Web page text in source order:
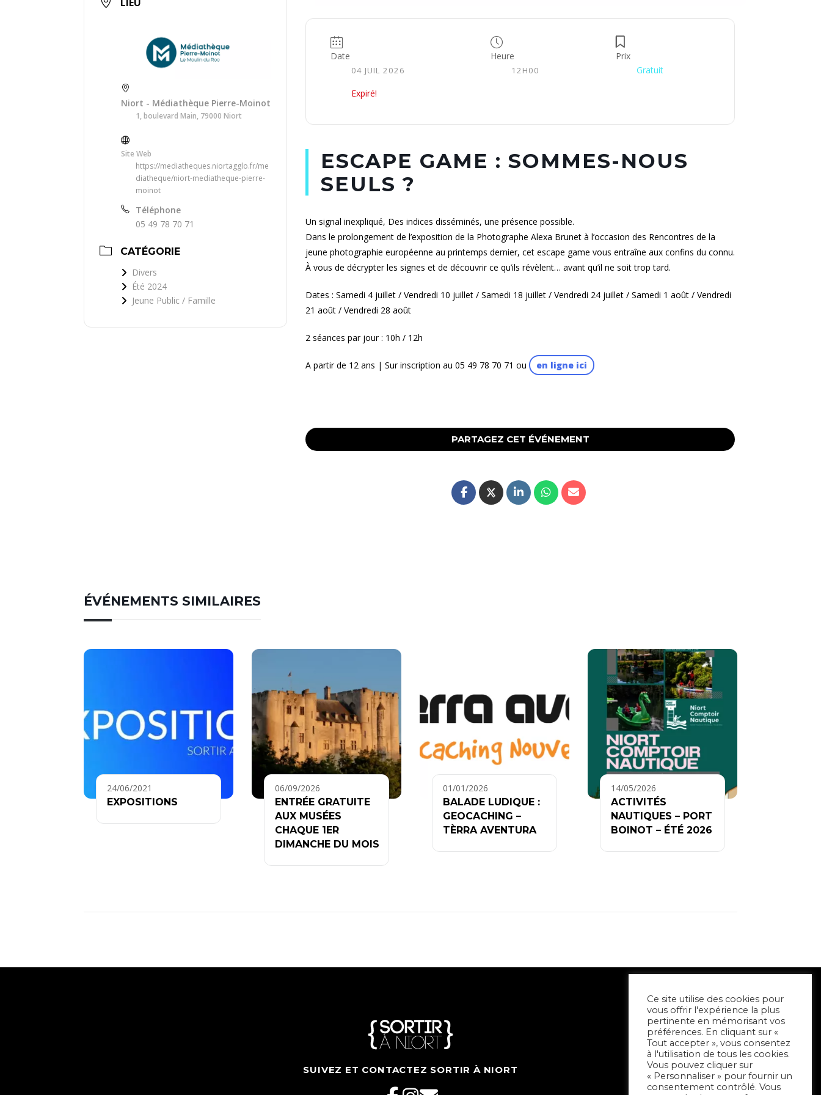
LIEU
Niort - Médiathèque Pierre-Moinot
1, boulevard Main, 79000 Niort
Site Web
https://mediatheques.niortagglo.fr/me
diatheque/niort-mediatheque-pierre-
moinot
Téléphone
05 49 78 70 71
CATÉGORIE
Divers
Été 2024
Jeune Public / Famille
Date
04 JUIL 2026
Expiré!
Heure
12H00
Prix
Gratuit
ESCAPE GAME : SOMMES-NOUS
SEULS ?
Un signal inexpliqué, Des indices disséminés, une présence possible.
Dans le prolongement de l’exposition de la Photographe Alexa Brunet à l’occasion des Rencontres de la
jeune photographie européenne au printemps dernier, cet escape game vous entraîne aux confins du connu.
À vous de décrypter les signes et de découvrir ce qu’ils révèlent… avant qu’il ne soit trop tard.
Dates : Samedi 4 juillet / Vendredi 10 juillet / Samedi 18 juillet / Vendredi 24 juillet / Samedi 1 août / Vendredi
21 août / Vendredi 28 août
2 séances par jour : 10h / 12h
A partir de 12 ans | Sur inscription au 05 49 78 70 71 ou en ligne ici
PARTAGEZ CET ÉVÉNEMENT
ÉVÉNEMENTS SIMILAIRES
24/06/2021
EXPOSITIONS
06/09/2026
ENTRÉE GRATUITE
AUX MUSÉES
CHAQUE 1ER
DIMANCHE DU MOIS
01/01/2026
BALADE LUDIQUE :
GEOCACHING –
TÈRRA AVENTURA
14/05/2026
ACTIVITÉS
NAUTIQUES – PORT
BOINOT – ÉTÉ 2026
SUIVEZ ET CONTACTEZ SORTIR À NIORT
Ce site utilise des cookies pour
vous offrir l'expérience la plus
pertinente en mémorisant vos
préférences. En cliquant sur «
Tout accepter », vous consentez
à l'utilisation de tous les cookies.
Vous pouvez cliquer sur
« Personnaliser » pour fournir un
consentement contrôlé. Vous